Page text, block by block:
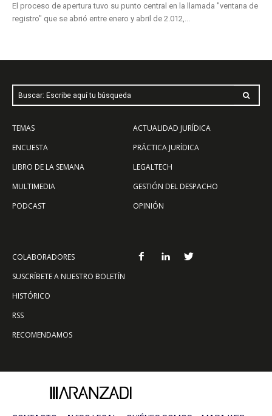
El proceso de apertura tuvo su punto central en la llamada "ventana de
registro" que se abrió entre enero y abril de 2.012,...
Buscar: Escribe aquí tu búsqueda
TEMAS
ENCUESTA
LIBRO DE LA SEMANA
MULTIMEDIA
PODCAST
ACTUALIDAD JURÍDICA
PRÁCTICA JURÍDICA
LEGALTECH
GESTIÓN DEL DESPACHO
OPINIÓN
COLABORADORES
SUSCRÍBETE A NUESTRO BOLETÍN
HISTÓRICO
RSS
RECOMENDAMOS